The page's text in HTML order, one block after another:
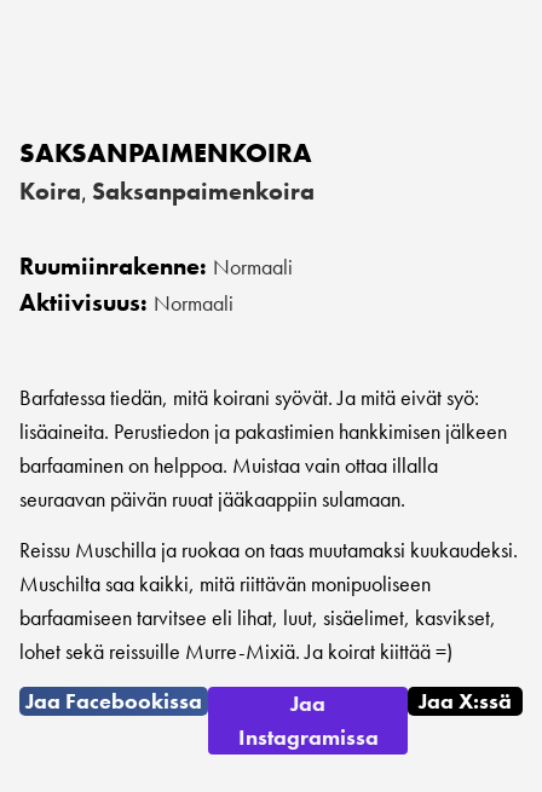
SAKSANPAIMENKOIRA
Koira, Saksanpaimenkoira
Ruumiinrakenne: Normaali
Aktiivisuus: Normaali
Barfatessa tiedän, mitä koirani syövät. Ja mitä eivät syö:
lisäaineita. Perustiedon ja pakastimien hankkimisen jälkeen
barfaaminen on helppoa. Muistaa vain ottaa illalla
seuraavan päivän ruuat jääkaappiin sulamaan.
Reissu Muschilla ja ruokaa on taas muutamaksi kuukaudeksi.
Muschilta saa kaikki, mitä riittävän monipuoliseen
barfaamiseen tarvitsee eli lihat, luut, sisäelimet, kasvikset,
lohet sekä reissuille Murre-Mixiä. Ja koirat kiittää =)
Jaa Facebookissa
Jaa
Instagramissa
Jaa X:ssä